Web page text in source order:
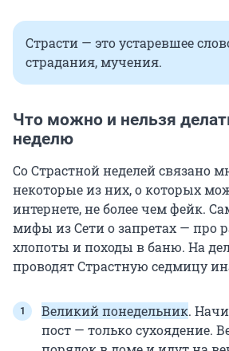
Страсти — это устаревшее
страдания, мучения.
Что можно и нельзя
неделю
Со Страстной неделей связано
некоторые из них, о которых
интернете, не более чем фейк.
мифы из Сети о запретах — про
хлопоты и походы в баню. На
проводят Страстную седмицу
Великий понедельник.
пост — только сухоядение.